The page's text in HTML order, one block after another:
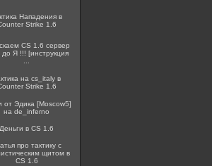
Нападения в
Strike 1.6
CS 1.6 сервер
до Я !!! [инструкция
на cs_italy в
Strike 1.6
от Эдика [Moscow5]
на de_inferno
Деньги в CS 1.6
про тактику с
щитом в
CS 1.6